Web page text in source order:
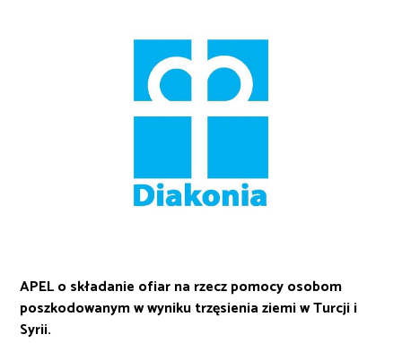
APEL o składanie ofiar na rzecz pomocy osobom
poszkodowanym w wyniku trzęsienia ziemi w Turcji i
Syrii.